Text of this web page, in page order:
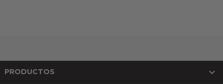
PRODUCTOS 